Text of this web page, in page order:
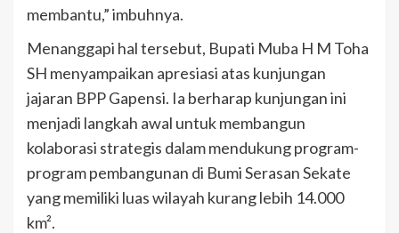
membantu,” imbuhnya.
Menanggapi hal tersebut, Bupati Muba H M Toha
SH menyampaikan apresiasi atas kunjungan
jajaran BPP Gapensi. Ia berharap kunjungan ini
menjadi langkah awal untuk membangun
kolaborasi strategis dalam mendukung program-
program pembangunan di Bumi Serasan Sekate
yang memiliki luas wilayah kurang lebih 14.000
km².